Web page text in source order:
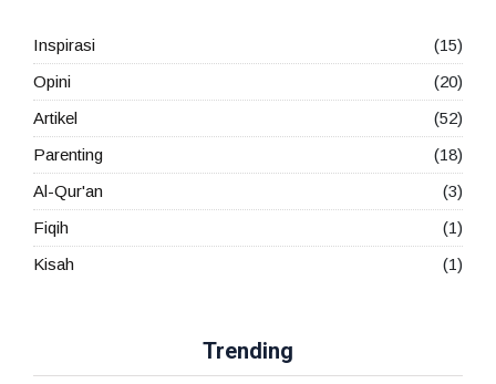
Inspirasi
(15)
Opini
(20)
Artikel
(52)
Parenting
(18)
Al-Qur'an
(3)
Fiqih
(1)
Kisah
(1)
Trending